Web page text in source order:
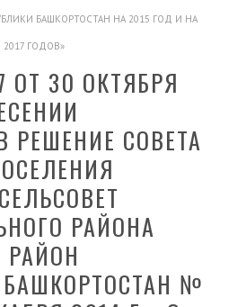
БАШКОРТОСТАН НА 2015 ГОД И НА
ГОДОВ»
ОТ 30 ОКТЯБРЯ
РЕШЕНИЕ СОВЕТА
РАЙОНА
№